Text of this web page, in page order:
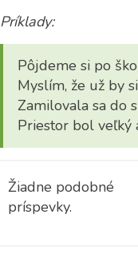
Príklady:
Pôjdeme si po
Myslím, že už by
Zamilovala sa do
Priestor bol veľký
Žiadne podobné
príspevky.